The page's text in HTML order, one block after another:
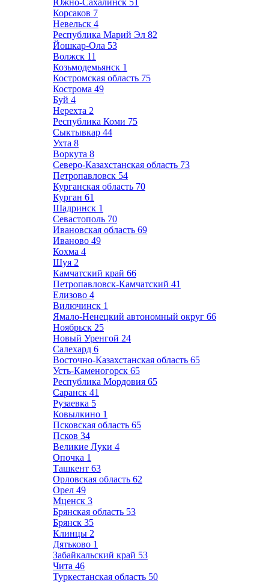
Южно-Сахалинск 51
Корсаков 7
Невельск 4
Республика Марий Эл 82
Йошкар-Ола 53
Волжск 11
Козьмодемьянск 1
Костромская область 75
Кострома 49
Буй 4
Нерехта 2
Республика Коми 75
Сыктывкар 44
Ухта 8
Воркута 8
Северо-Казахстанская область 73
Петропавловск 54
Курганская область 70
Курган 61
Шадринск 1
Севастополь 70
Ивановская область 69
Иваново 49
Кохма 4
Шуя 2
Камчатский край 66
Петропавловск-Камчатский 41
Елизово 4
Вилючинск 1
Ямало-Ненецкий автономный округ 66
Ноябрьск 25
Новый Уренгой 24
Салехард 6
Восточно-Казахстанская область 65
Усть-Каменогорск 65
Республика Мордовия 65
Саранск 41
Рузаевка 5
Ковылкино 1
Псковская область 65
Псков 34
Великие Луки 4
Опочка 1
Ташкент 63
Орловская область 62
Орел 49
Мценск 3
Брянская область 53
Брянск 35
Клинцы 2
Дятьково 1
Забайкальский край 53
Чита 46
Туркестанская область 50